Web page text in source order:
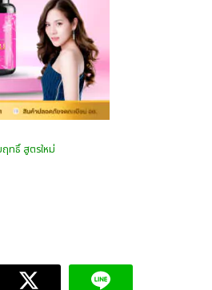
ทธิ์ สูตรใหม่